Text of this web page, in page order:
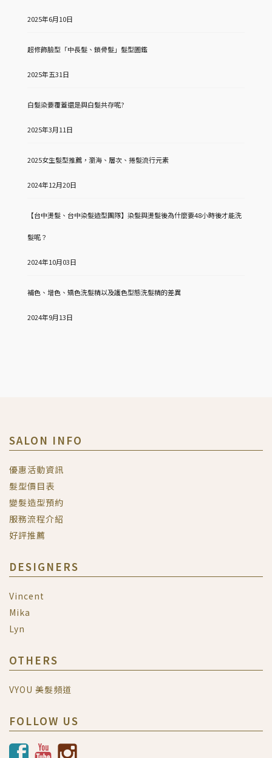
2025年6月10日
超修飾臉型「中長髮、鎖骨髮」髮型圖鑑
2025年五31日
白髮染要覆蓋還是與白髮共存呢?
2025年3月11日
2025女生髮型推薦，瀏海、層次、捲髮流行元素
2024年12月20日
【台中燙髮、台中染髮造型團隊】染髮與燙髮後為什麼要48小時後才能洗
髮呢？
2024年10月03日
補色、增色、矯色洗髮精以及護色型態洗髮精的差異
2024年9月13日
SALON INFO
優惠活動資訊
髮型價目表
變髮造型預約
服務流程介紹
好評推薦
DESIGNERS
Vincent
Mika
Lyn
OTHERS
VYOU 美髮頻道
FOLLOW US